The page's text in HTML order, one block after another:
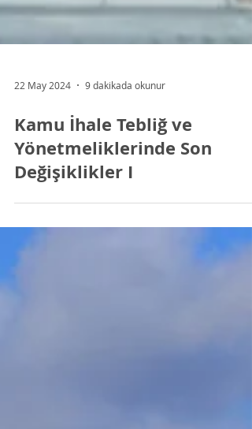
22 May 2024 9 dakikada okunur
Kamu İhale Tebliğ ve
Yönetmeliklerinde Son
Değişiklikler I